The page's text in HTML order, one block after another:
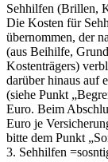
Sehhilfen (Brillen,
Die Kosten für
übernommen, der
(aus Beihilfe,
Kostenträgers)
darüber hinaus auf
(siehe Punkt
Euro. Beim
Euro je
bitte dem Punkt
3. Sehhilfen